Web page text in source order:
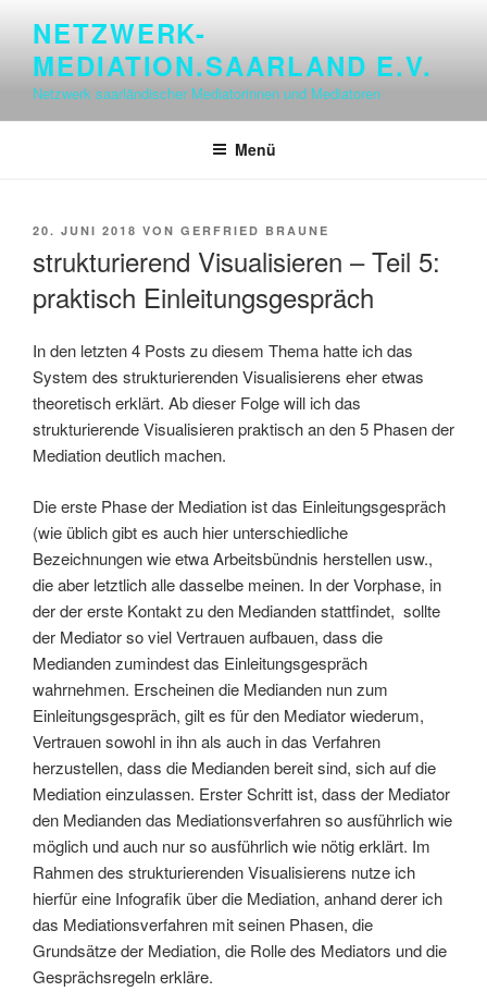
springen
NETZWERK-
MEDIATION.SAARLAND E.V.
Netzwerk saarländischer Mediatorinnen und Mediatoren
Menü
VERÖFFENTLICHT
20. JUNI 2018 VON GERFRIED BRAUNE
strukturierend Visualisieren – Teil 5:
praktisch Einleitungsgespräch
In den letzten 4 Posts zu diesem Thema hatte ich das
System des strukturierenden Visualisierens eher etwas
theoretisch erklärt. Ab dieser Folge will ich das
strukturierende Visualisieren praktisch an den 5 Phasen der
Mediation deutlich machen.
Die erste Phase der Mediation ist das Einleitungsgespräch
(wie üblich gibt es auch hier unterschiedliche
Bezeichnungen wie etwa Arbeitsbündnis herstellen usw.,
die aber letztlich alle dasselbe meinen. In der Vorphase, in
der der erste Kontakt zu den Medianden stattfindet, sollte
der Mediator so viel Vertrauen aufbauen, dass die
Medianden zumindest das Einleitungsgespräch
wahrnehmen. Erscheinen die Medianden nun zum
Einleitungsgespräch, gilt es für den Mediator wiederum,
Vertrauen sowohl in ihn als auch in das Verfahren
herzustellen, dass die Medianden bereit sind, sich auf die
Mediation einzulassen. Erster Schritt ist, dass der Mediator
den Medianden das Mediationsverfahren so ausführlich wie
möglich und auch nur so ausführlich wie nötig erklärt. Im
Rahmen des strukturierenden Visualisierens nutze ich
hierfür eine Infografik über die Mediation, anhand derer ich
das Mediationsverfahren mit seinen Phasen, die
Grundsätze der Mediation, die Rolle des Mediators und die
Gesprächsregeln erkläre.